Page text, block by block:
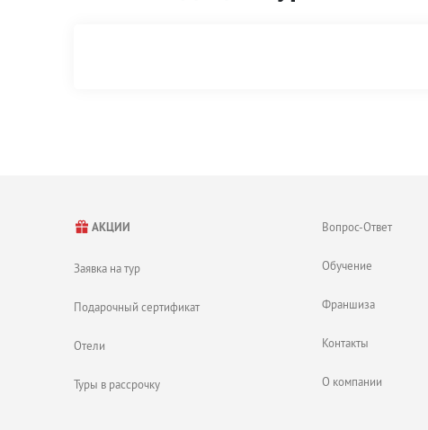
АКЦИИ
Заявка на тур
Подарочный сертификат
Отели
Туры в рассрочку
Вопрос-Ответ
Обучение
Франшиза
Контакты
О компании